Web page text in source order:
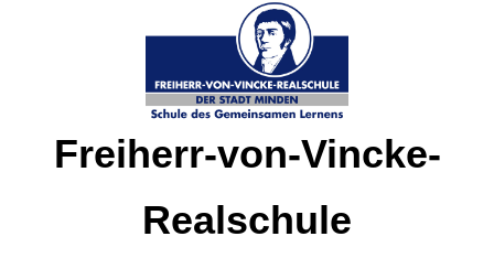
Freiherr-von-Vincke-
Realschule